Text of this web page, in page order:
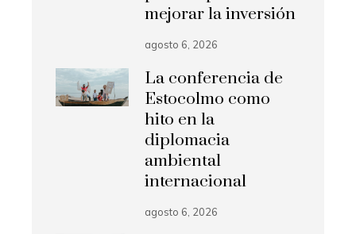
mejorar la inversión
agosto 6, 2026
La conferencia de
Estocolmo como
hito en la
diplomacia
ambiental
internacional
agosto 6, 2026